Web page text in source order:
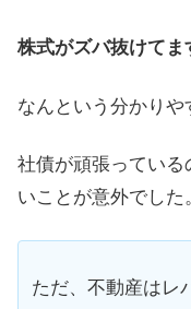
株式がズバ抜けてま
なんという分かりや
社債が頑張ってい
いことが意外でした
ただ、不動産はレ